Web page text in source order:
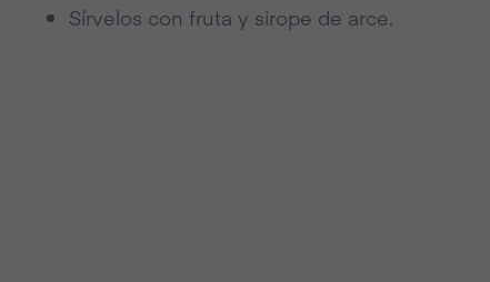
Sírvelos con fruta y sirope de arce.